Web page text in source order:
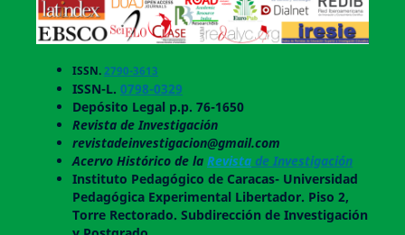
ISSN.2790-3613
ISSN-L. 0798-0329
Depósito Legal p.p. 76-1650
Revista de Investigación
revistadeinvestigacion@gmail.com
Acervo Histórico de la Revistade Investigación
Instituto Pedagógico de Caracas- Universidad
Pedagógica Experimental Libertador. Piso 2,
Torre Rectorado. Subdirección de Investigación